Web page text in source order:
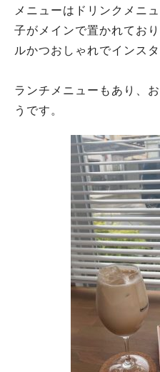
メニューはドリンクメニ
子がメインで置かれてお
ルかつおしゃれでインス
ランチメニューもあり、
うです。